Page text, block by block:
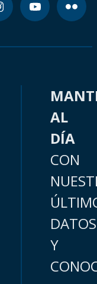
AL
DÍA
CON
DATOS
Y